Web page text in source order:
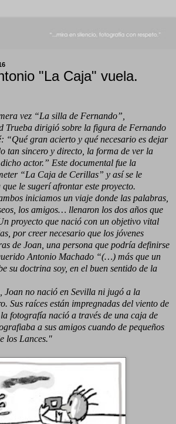
"La Caja" vuela.
vez “La silla de Fernando”,
Trueba dirigió sobre la figura de Fernando
“Qué gran acierto y qué necesario es dejar
tan sincero y directo, la forma de ver la
dicho actor.” Este documental fue la
“La Caja de Cerillas” y así se le
que le sugeríafrontar este proyecto.
iniciamos un viaje donde las palabras,
los amigos… llenaron los dos años que
proyecto que nació con un objetivo vital
por creer necesario que los jóvenes
de Joan, una persona que podría definirse
Antonio Machado “(…) más que un
su doctrina soy, en el buen sentido de la
Joan no nació en Sevilla ni jugó a la
Sus raíces están impregnadas del viento de
fotografía nació a través de una caja de
a sus amigos cuando de pequeños
los Lances."